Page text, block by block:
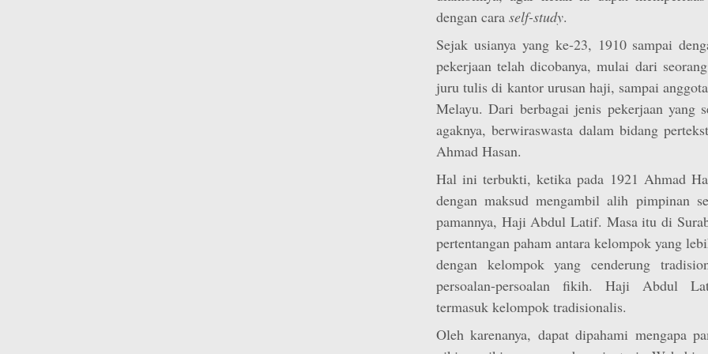
dengan cara self-study.
Sejak usianya yang ke-23, 1910 sampai
pekerjaan telah dicobanya, mulai dari
juru tulis di kantor urusan haji, sampai
Melayu. Dari berbagai jenis pekerjaan yang
agaknya, berwiraswasta dalam bidang
Ahmad Hasan.
Hal ini terbukti, ketika pada 1921 Ahmad
dengan maksud mengambil alih pimpinan
pamannya, Haji Abdul Latif. Masa itu di
pertentangan paham antara kelompok yang
dengan kelompok yang cenderung
persoalan-persoalan fikih. Haji Abdul
termasuk kelompok tradisionalis.
Oleh karenanya, dapat dipahami mengapa